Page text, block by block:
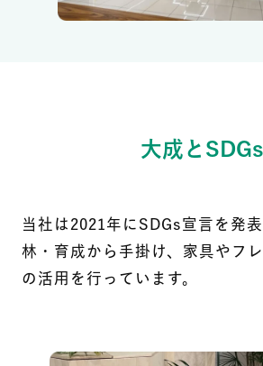
大成とSDGs
当社は2021年にSDGs宣言を発
林・育成から手掛け、家具やフ
の活用を行っています。